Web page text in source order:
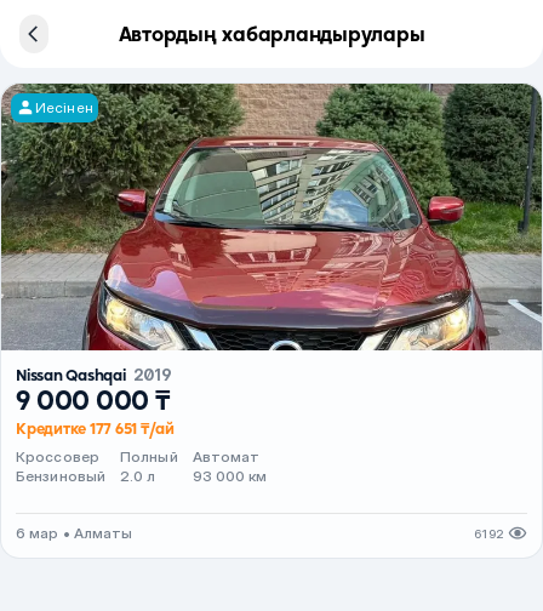
Автордың хабарландырулары
Иесінен
Nissan Qashqai 2019
9 000 000 ₸
Кредитке 177 651 ₸/ай
Кроссовер
Бензиновый
Полный
2.0 л
Автомат
93 000 км
6 мар • Алматы 6192